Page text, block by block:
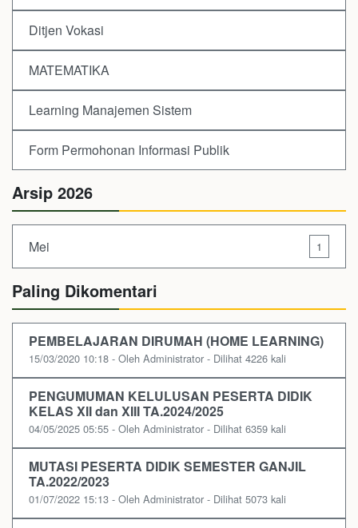
Ditjen Vokasi
MATEMATIKA
Learning Manajemen Sistem
Form Permohonan Informasi Publik
Arsip 2026
Mei 1
Paling Dikomentari
PEMBELAJARAN DIRUMAH (HOME LEARNING)
15/03/2020 10:18 - Oleh Administrator - Dilihat 4226 kali
PENGUMUMAN KELULUSAN PESERTA DIDIK
KELAS XII dan XIII TA.2024/2025
04/05/2025 05:55 - Oleh Administrator - Dilihat 6359 kali
MUTASI PESERTA DIDIK SEMESTER GANJIL
TA.2022/2023
01/07/2022 15:13 - Oleh Administrator - Dilihat 5073 kali